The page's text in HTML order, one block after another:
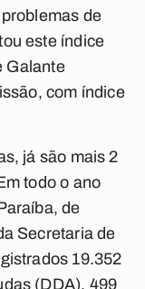
de
este índice
Galante
com índice
já são mais 2
todo o ano
de
Secretaria de
19.352
(DDA), 499